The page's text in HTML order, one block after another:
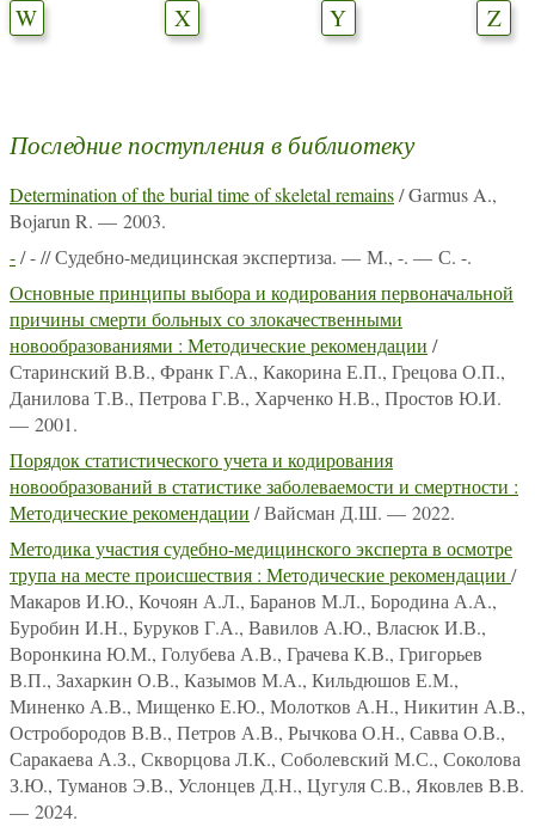
W
X Y Z
Последние поступления в библиотеку
Determination of the burial time of skeletal remains/ Garmus A.,
Bojarun R. — 2003.
-/ - // Судебно-медицинская экспертиза. — М., -. — С. -.
Основные принципы выбора и кодирования первоначальной
причины смерти больных со злокачественными
новообразованиями : Методические рекомендации /
Старинский В.В., Франк Г.А., Какорина Е.П., Грецова О.П.,
Данилова Т.В., Петрова Г.В., Харченко Н.В., Простов Ю.И.
— 2001.
Порядок статистического учета и кодирования
новообразований в статистике заболеваемости и смертности :
Методические рекомендации / Вайсман Д.Ш. — 2022.
Методика участия судебно-медицинского эксперта в осмотре
трупа на месте происшествия : Методические рекомендации /
Макаров И.Ю., Кочоян А.Л., Баранов М.Л., Бородина А.А.,
Буробин И.Н., Буруков Г.А., Вавилов А.Ю., Власюк И.В.,
Воронкина Ю.М., Голубева А.В., Грачева К.В., Григорьев
В.П., Захаркин О.В., Казымов М.А., Кильдюшов Е.М.,
Миненко А.В., Мищенко Е.Ю., Молотков А.Н., Никитин А.В.,
Остробородов В.В., Петров А.В., Рычкова О.Н., Савва О.В.,
Саракаева А.З., Скворцова Л.К., Соболевский М.С., Соколова
З.Ю., Туманов Э.В., Услонцев Д.Н., Цугуля С.В., Яковлев В.В.
— 2024.